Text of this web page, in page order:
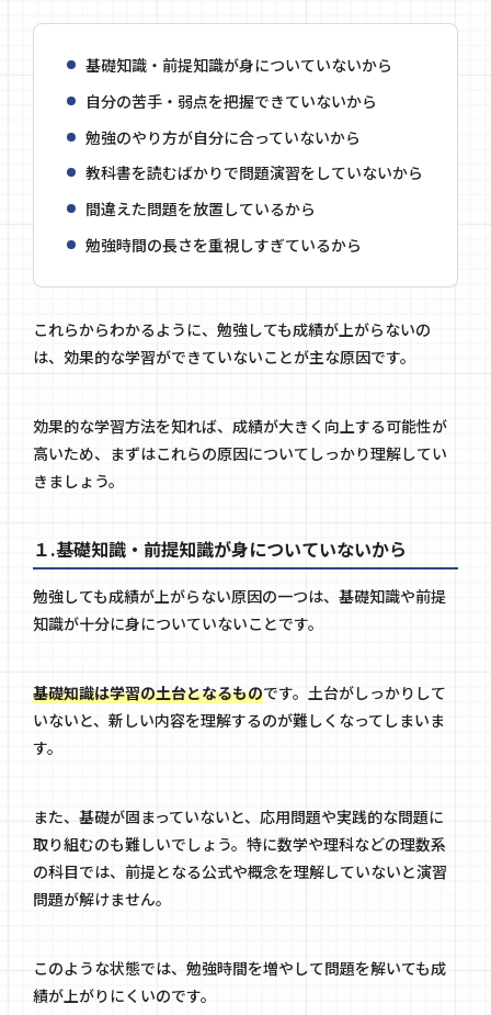
基礎知識・前提知識が身についていないから
自分の苦手・弱点を把握できていないから
勉強のやり方が自分に合っていないから
教科書を読むばかりで問題演習をしていないから
間違えた問題を放置しているから
勉強時間の長さを重視しすぎているから
これらからわかるように、勉強しても成績が上がらないの
は、効果的な学習ができていないことが主な原因です。
効果的な学習方法を知れば、成績が大きく向上する可能性が
高いため、まずはこれらの原因についてしっかり理解してい
きましょう。
１.基礎知識・前提知識が身についていないから
勉強しても成績が上がらない原因の一つは、基礎知識や前提
知識が十分に身についていないことです。
基礎知識は学習の土台となるものです。土台がしっかりして
いないと、新しい内容を理解するのが難しくなってしまいま
す。
また、基礎が固まっていないと、応用問題や実践的な問題に
取り組むのも難しいでしょう。特に数学や理科などの理数系
の科目では、前提となる公式や概念を理解していないと演習
問題が解けません。
このような状態では、勉強時間を増やして問題を解いても成
績が上がりにくいのです。